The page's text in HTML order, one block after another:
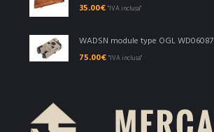
35.00€ "IVA inclusa"
WADSN module type OGL WD06087
75.00€ "IVA inclusa"